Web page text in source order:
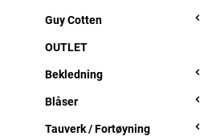
Guy Cotten
OUTLET
Bekledning
Blåser
Tauverk / Fortøyning